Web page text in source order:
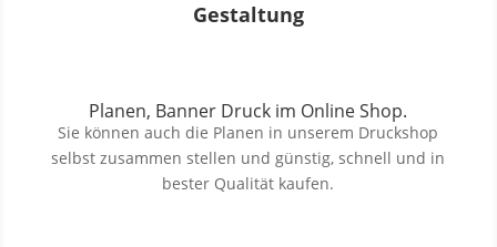
Gestaltung
Planen, Banner Druck im Online Shop.
Sie können auch die Planen in unserem Druckshop
selbst zusammen stellen und günstig, schnell und in
bester Qualität kaufen.